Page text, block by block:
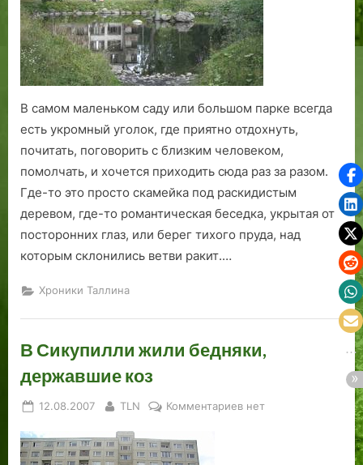
времени
не
знаем…»
В самом маленьком саду или большом парке всегда
есть укромный уголок, где приятно отдохнуть,
почитать, поговорить с близким человеком,
помолчать, и хочется приходить сюда раз за разом.
Где-то это просто скамейка под раскидистым
деревом, где-то романтическая беседка, укрытая от
посторонних глаз, или берег тихого пруда, над
которым склонились ветви ракит.…
Хроники Таллина
В Сикупилли жили бедняки,
державшие коз
Posted
12.08.2007 By
TLN Комментариевкнет